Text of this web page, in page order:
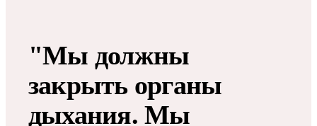
"Мы должны
закрыть органы
дыхания. Мы